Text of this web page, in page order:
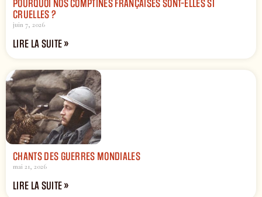
POURQUOI NOS COMPTINES FRANÇAISES SONT-ELLES SI
CRUELLES ?
juin 7, 2026
LIRE LA SUITE »
CHANTS DES GUERRES MONDIALES
mai 21, 2026
LIRE LA SUITE »